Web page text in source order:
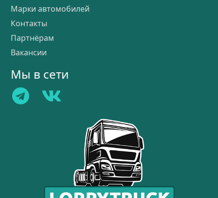
Марки автомобилей
Контакты
Партнёрам
Вакансии
Мы в сети